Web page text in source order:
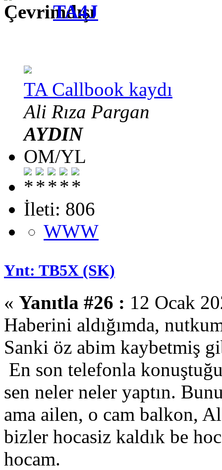
TA4J
TA Callbook kaydı
Ali Rıza Pargan
AYDIN
OM/YL
İleti: 806
WWW
Ynt: TB5X (SK)
« Yanıtla #26 : 12 Ocak
Haberini aldığımda,
Sanki öz abim kaybetmiş
En son telefonla
sen neler neler yaptın.
ama ailen, o cam balkon,
bizler hocasiz kaldık be
hocam.